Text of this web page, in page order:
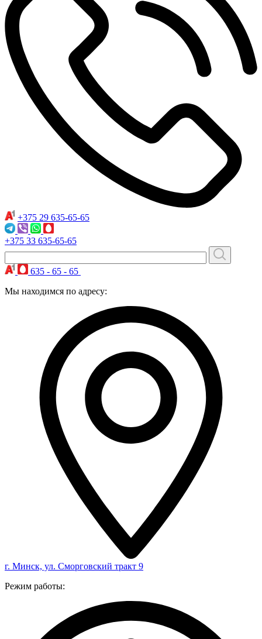
+375 29 635-65-65
+375 33 635-65-65
635 - 65 - 65
Мы находимся по адресу:
г. Минск, ул. Сморговский тракт 9
Режим работы: